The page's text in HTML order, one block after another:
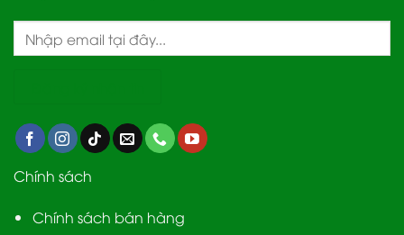
Chính sách
Chính sách bán hàng